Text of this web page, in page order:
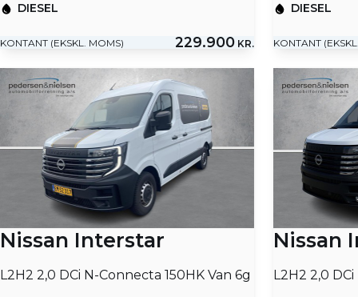
DIESEL
KONTANT (EKSKL. MOMS) 229.900 KR.
DIESEL
KONTANT
Nissan Interstar
L2H2 2,0 DCi N-Connecta 150HK Van 6g
Nissan